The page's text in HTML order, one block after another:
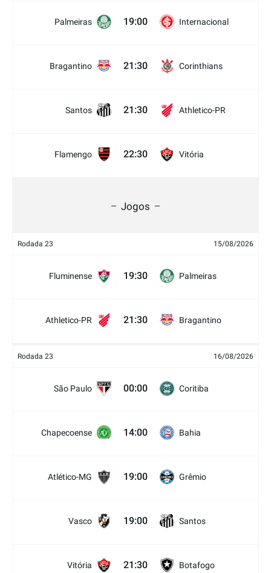
Palmeiras 19:00 Internacional
Bragantino 21:30 Corinthians
Santos 21:30 Athletico-PR
Flamengo 22:30 Vitória
Jogos
Rodada 23 15/08/2026
Fluminense 19:30 Palmeiras
Athletico-PR 21:30 Bragantino
Rodada 23 16/08/2026
São Paulo 00:00 Coritiba
Chapecoense 14:00 Bahia
Atlético-MG 19:00 Grêmio
Vasco 19:00 Santos
Vitória 21:30 Botafogo